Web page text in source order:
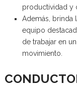
productividad y
Además, brinda
equipo
de trabajar en
movimiento.